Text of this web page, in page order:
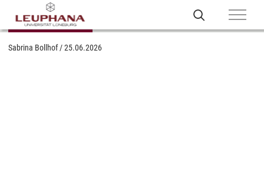
Sabrina Bollhof/25.06.2026